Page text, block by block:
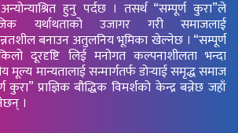
हुनु पर्दछ । तसर्थ “सम्पूर्ण कुरा”ले
यर्थाथताको उजागर गरी समाजलाई
बनाउन अतुलनिय भूमिका खेल्नेछ । “सम्पूर्ण
दूरदृष्टि लिई मनोगत कल्पनाशीलता भन्दा
मूल्य मान्यतालाई सन्मार्गतर्फ डोर्‍याई समृद्ध समाज
कुरा” प्राज्ञिक बौद्धिक विमर्शको केन्द्र बन्नेछ जहाँ
।